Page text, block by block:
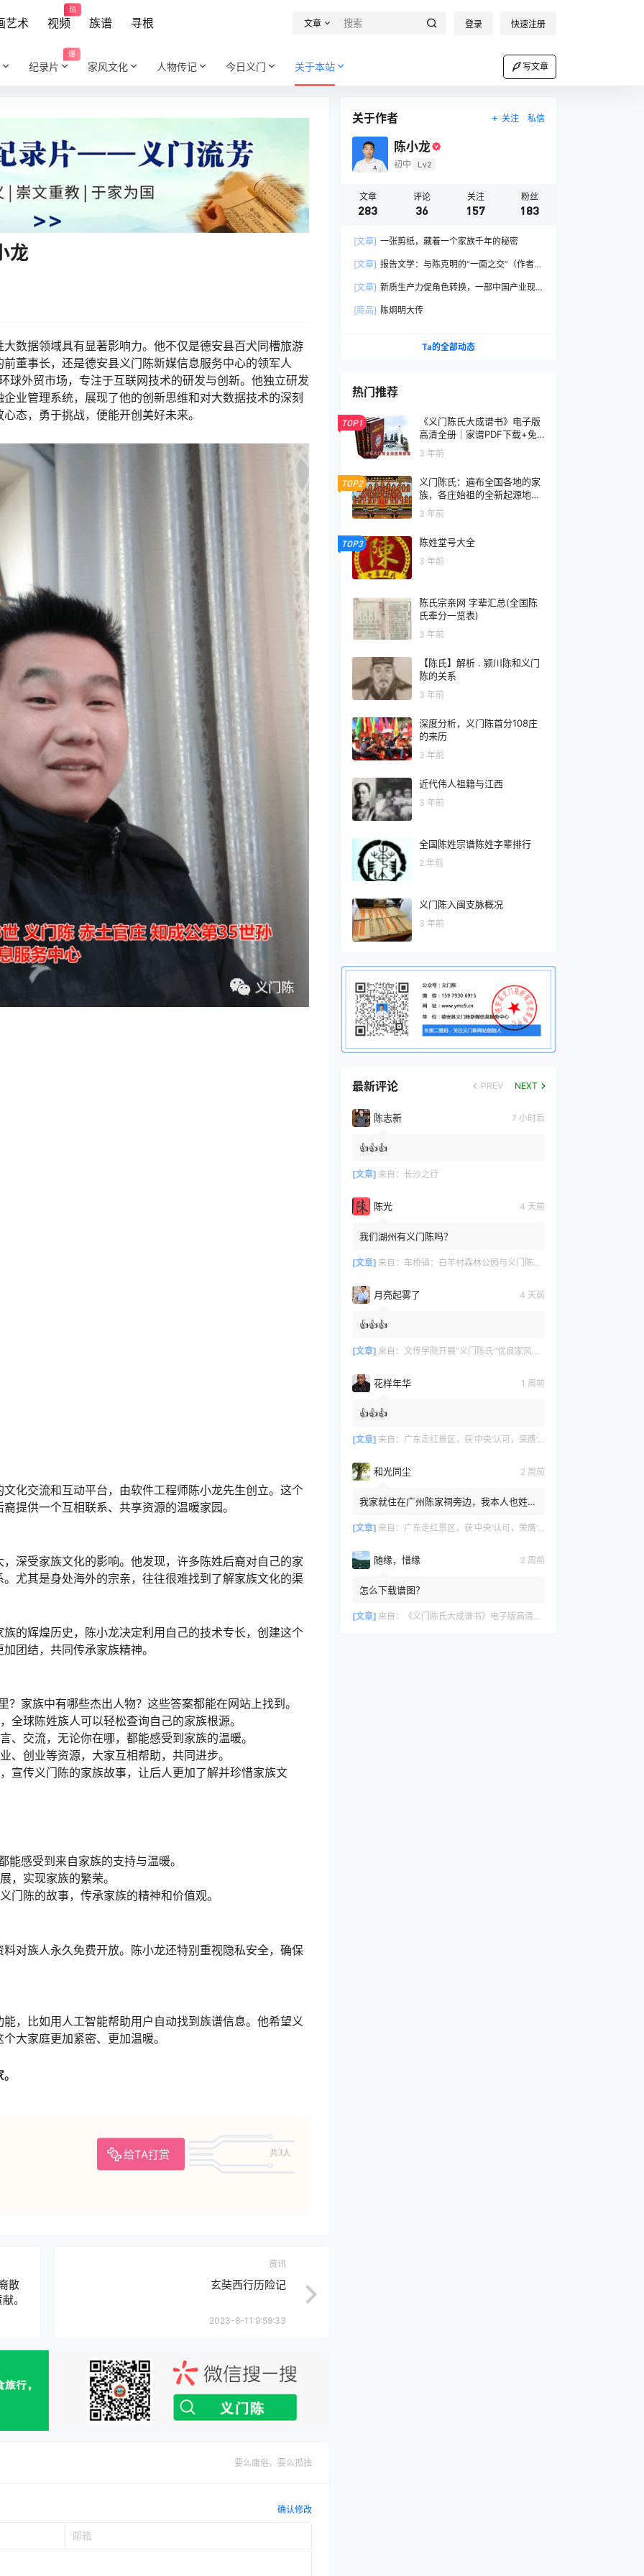
艺术 视频
热
族谱 寻根 文章 登录 快速注册
纪录片
爆
家风文化 人物传记 今日义门 关于本站 写文章
龙
数据领域具有显著影响力。他不仅是德安县百犬同槽旅游
董事长，还是德安县义门陈新媒信息服务中心的领军人
球外贸市场，专注于互联网技术的研发与创新。他独立研发
业管理系统，展现了他的创新思维和对大数据技术的深刻
态，勇于挑战，便能开创美好未来。
的辉煌历史，陈小龙决定利用自己的技术专长，创建这个
？家族中有哪些杰出人物？这些答案都能在网站上找到。
、创业等资源，大家互相帮助，共同进步。
宣传义门陈的家族故事，让后人更加了解并珍惜家族文
能感受到来自家族的支持与温暖。
，实现家族的繁荣。
门陈的故事，传承家族的精神和价值观。
，比如用人工智能帮助用户自动找到族谱信息。他希望义
。
给TA打赏
资讯
玄奘西行历险记
确认修改
关于作者 关注 私信
陈小龙
初中 Lv2
文章
283
评论
36
关注
157
粉丝
183
[文章] 一张剪纸，藏着一个家族千年的秘密
[文章] 报告文学：与陈克明的“一面之交”（作者：
[文章] 新质生产力促角色转换，一部中国产业现
[商品] 陈炯明大传
Ta的全部动态
热门推荐
TOP1
《义门陈氏大成谱书》电子版
高清全册｜家谱PDF下载+免
费在线阅读｜官方正版无水印
3 年前
TOP2
义门陈氏：遍布全国各地的家
族，各庄始祖的全新起源地揭
3 年前
TOP3 陈姓堂号大全
3 年前
陈氏宗亲网 字辈汇总(全国陈
氏辈分一览表)
3 年前
【陈氏】解析 . 颍川陈和义门
陈的关系
3 年前
深度分析，义门陈首分108庄
的来历
3 年前
近代伟人祖籍与江西
3 年前
全国陈姓宗谱陈姓字辈排行
2 年前
义门陈入闽支脉概况
3 年前
最新评论 PREV NEXT
陈志新 7 小时后
👍👍👍
[文章] 来自： 长沙之行
陈光 4 天前
我们湖州有义门陈吗？
[文章] 来自： 车桥镇：白羊村森林公园与义门陈文化产业园共绘文旅新篇章
月亮起雾了 4 天前
👍👍👍
[文章] 来自： 文传学院开展“义门陈氏”优良家风研学活动
花样年华 1 周前
👍👍👍
[文章] 来自： 广东走红景区，获‘中央’认可，荣膺‘广州文化名片
和光同尘 2 周前
我家就住在广州陈家祠旁边，我本人也姓
道自己是否也来自义门陈氏。
[文章] 来自： 广东走红景区，获‘中央’认可，荣膺‘广州文化名片
随缘，惜缘 2 周前
怎么下载谱图？
[文章] 来自： 《义门陈氏大成谱书》电子版高清全册｜家谱PDF下载+免费在线阅读｜官方正版无水印